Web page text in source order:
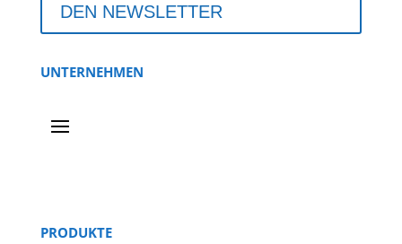
DEN NEWSLETTER
UNTERNEHMEN
PRODUKTE